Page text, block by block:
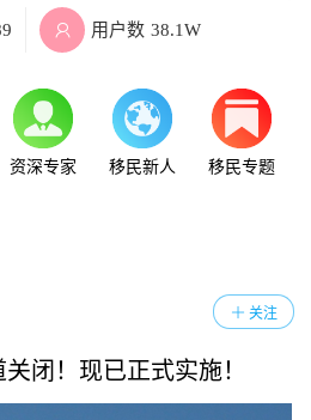
 用户数 38.1W
资深专家 移民新人 移民专题
关注
闭！现已正式实施！